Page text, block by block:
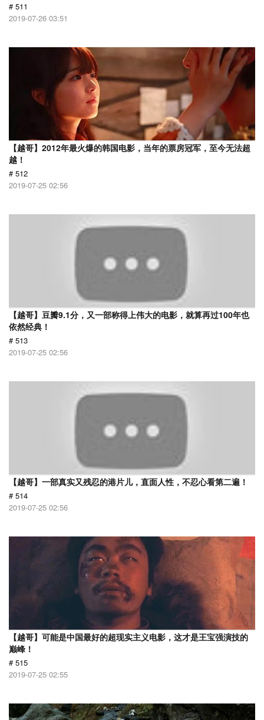
# 511
2019-07-26 03:51
【越哥】2012年最火爆的韩国电影，当年的票房冠军，至今无法超
越！
# 512
2019-07-25 02:56
【越哥】豆瓣9.1分，又一部称得上伟大的电影，就算再过100年也
依然经典！
# 513
2019-07-25 02:56
【越哥】一部真实又残忍的港片儿，直面人性，不忍心看第二遍！
# 514
2019-07-25 02:56
【越哥】可能是中国最好的超现实主义电影，这才是王宝强演技的
巅峰！
# 515
2019-07-25 02:55